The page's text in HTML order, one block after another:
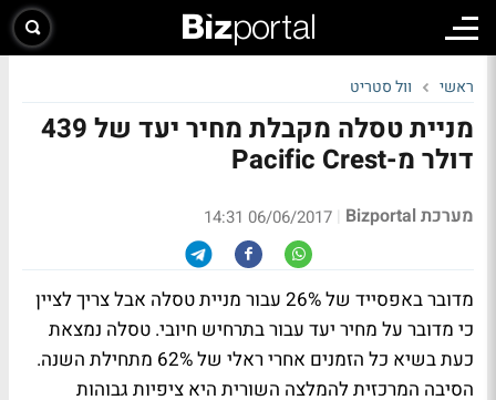
ראשי וול סטריט
מניית טסלה מקבלת מחיר יעד של 439
דולר מ-Pacific Crest
מערכת Bizportal |
06/06/2017 14:31
מדובר באפסייד של 26% עבור מניית טסלה אבל צריך לציין
כי מדובר על מחיר יעד עבור בתרחיש חיובי. טסלה נמצאת
כעת בשיא כל הזמנים אחרי ראלי של 62% מתחילת השנה.
הסיבה המרכזית להמלצה השורית היא ציפיות גבוהות